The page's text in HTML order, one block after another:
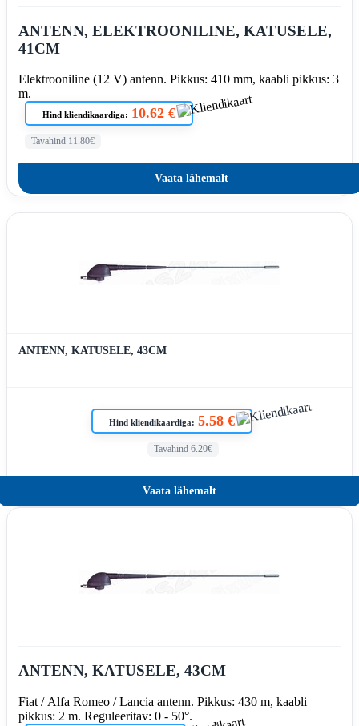
ANTENN, ELEKTROONILINE, KATUSELE,
41CM
Elektrooniline (12 V) antenn. Pikkus: 410 mm, kaabli pikkus: 3
m.
Hind kliendikaardiga: 10.62 €
Tavahind 11.80€
Vaata lähemalt
ANTENN, KATUSELE, 43CM
Hind kliendikaardiga: 5.58 €
Tavahind 6.20€
Vaata lähemalt
ANTENN, KATUSELE, 43CM
Fiat / Alfa Romeo / Lancia antenn. Pikkus: 430 m, kaabli
pikkus: 2 m. Reguleeritav: 0 - 50°.